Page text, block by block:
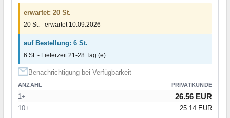
erwartet: 20 St.
20 St. - erwartet 10.09.2026
auf Bestellung: 6 St.
6 St. - Lieferzeit 21-28 Tag (e)
Benachrichtigung bei Verfügbarkeit
ANZAHL PRIVATKUNDE
1+ 26.56 EUR
10+ 25.14 EUR